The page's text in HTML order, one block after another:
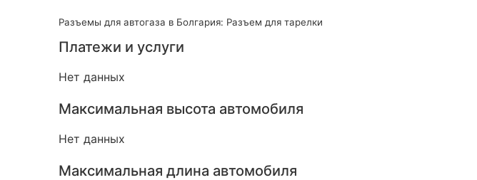
Разъемы для автогаза в Болгария: Разъем для тарелки
Платежи и услуги
Нет данных
Максимальная высота автомобиля
Нет данных
Максимальная длина автомобиля